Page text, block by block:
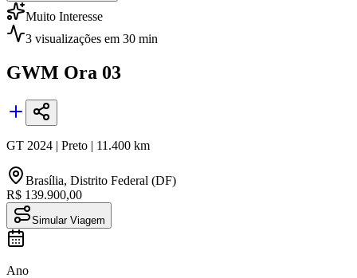
Muito Interesse
3 visualizações em 30 min
GWM Ora 03
GT 2024 | Preto | 11.400 km
Brasília, Distrito Federal (DF)
R$ 139.900,00
Simular Viagem
Ano